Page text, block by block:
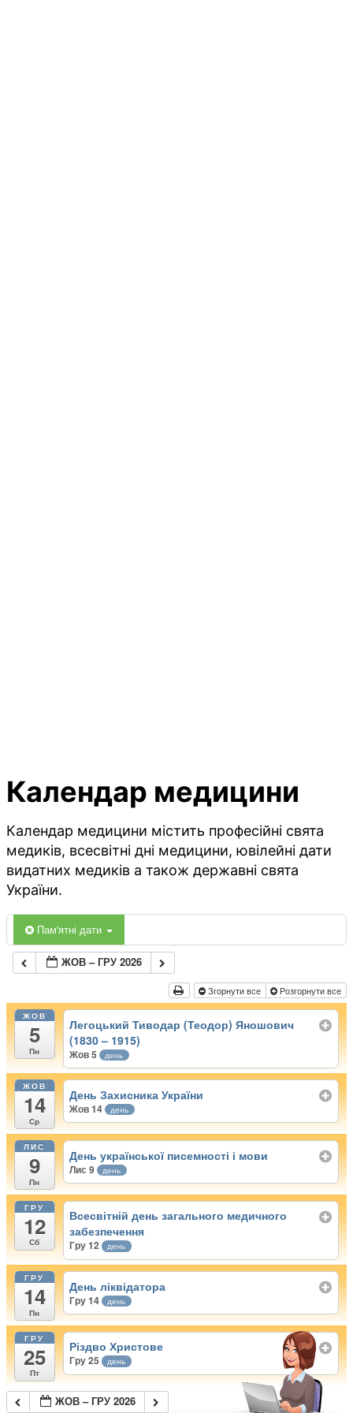
Календар медицини
Календар медицини містить професійні свята
медиків, всесвітні дні медицини, ювілейні дати
видатних медиків а також державні свята
України.
Пам'ятні дати
ЖОВ – ГРУ 2026
Згорнути все Розгорнути все
ЖОВ
5
Пн
Легоцький Тиводар (Теодор) Яношович
(1830 – 1915)
Жов 5 день
ЖОВ
14
Ср
День Захисника України
Жов 14 день
ЛИС
9
Пн
День української писемності і мови
Лис 9 день
ГРУ
12
Сб
Всесвітній день загального медичного
забезпечення
Гру 12 день
ГРУ
14
Пн
День ліквідатора
Гру 14 день
ГРУ
25
Пт
Різдво Христове
Гру 25 день
ЖОВ – ГРУ 2026